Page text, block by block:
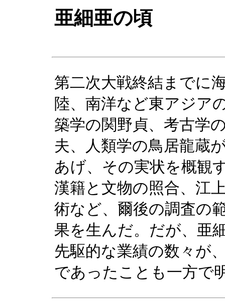
亜細亜の頃
第二次大戦終結までに
陸、南洋など東アジア
築学の関野貞、考古学
夫、人類学の鳥居龍蔵
あげ、その実状を概観
漢籍と文物の照合、江
術など、爾後の調査の
果を生んだ。だが、亜
先駆的な業績の数々が
であったことも一方で